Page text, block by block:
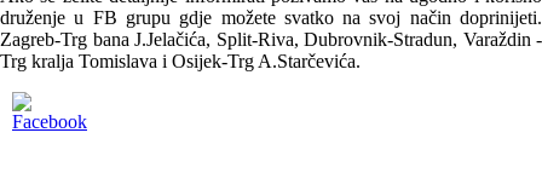
druženje u FB grupu gdje možete svatko na svoj način doprinijeti.
Zagreb-Trg bana J.Jelačića, Split-Riva, Dubrovnik-Stradun, Varaždin -
Trg kralja Tomislava i Osijek-Trg A.Starčevića.